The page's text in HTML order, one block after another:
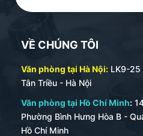
– Bước 5 : Tiến hành sản
– Bước 6 : Giao hàng,
hàng và nghiệm thu xong.
Xem chi tiết dịch vụ in bìa
chúng tôi :tại đây
VỀ CHÚNG TÔI
Văn phòng tại Hà Nội: LK9-25
Tân Triều - Hà Nội
Văn phòng tại Hồ Chí Minh:
Phường Bình Hưng Hòa B -
Hồ Chí Minh